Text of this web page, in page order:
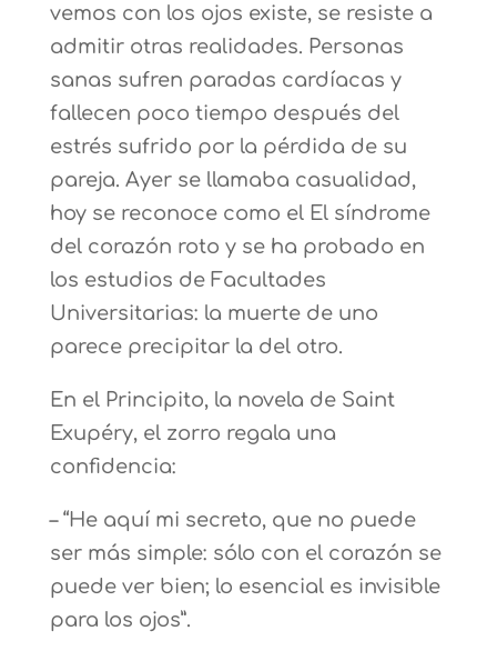
vemos con los ojos existe, se resiste a
admitir otras realidades. Personas
sanas sufren paradas cardíacas y
fallecen poco tiempo después del
estrés sufrido por la pérdida de su
pareja. Ayer se llamaba casualidad,
hoy se reconoce como el El síndrome
del corazón roto y se ha probado en
los estudios de Facultades
Universitarias: la muerte de uno
parece precipitar la del otro.
En el Principito, la novela de Saint
Exupéry, el zorro regala una
confidencia:
– “He aquí mi secreto, que no puede
ser más simple: sólo con el corazón se
puede ver bien; lo esencial es invisible
para los ojos”.